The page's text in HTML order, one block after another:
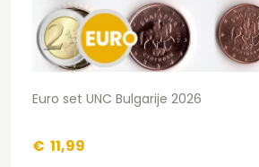
Euro set UNC Bulgarije 2026
€ 11,99